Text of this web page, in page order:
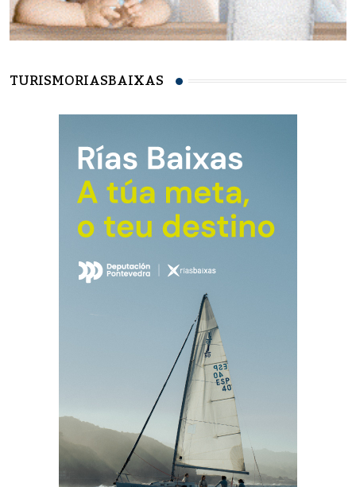
TURISMORIASBAIXAS